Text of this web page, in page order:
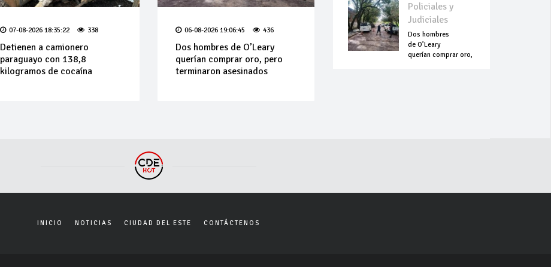
07-08-2026 18:35:22 338
Detienen a camionero
paraguayo con 138,8
kilogramos de cocaína
06-08-2026 19:06:45 436
Dos hombres de O’Leary
querían comprar oro, pero
terminaron asesinados
Policiales y
Judiciales
Dos hombres
de O’Leary
querían comprar oro,
INICIO NOTICIAS CIUDAD DEL ESTE CONTÁCTENOS